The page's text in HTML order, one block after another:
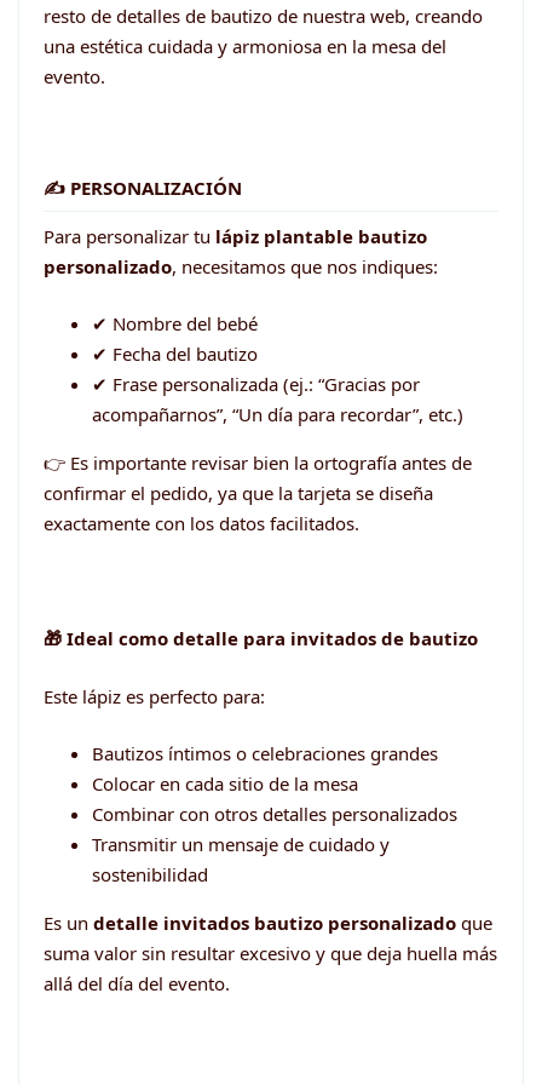
resto de detalles de bautizo de nuestra web, creando
una estética cuidada y armoniosa en la mesa del
evento.
✍️ PERSONALIZACIÓN
Para personalizar tu lápiz plantable bautizo
personalizado, necesitamos que nos indiques:
✔ Nombre del bebé
✔ Fecha del bautizo
✔ Frase personalizada (ej.: “Gracias por
acompañarnos”, “Un día para recordar”, etc.)
👉 Es importante revisar bien la ortografía antes de
confirmar el pedido, ya que la tarjeta se diseña
exactamente con los datos facilitados.
🎁 Ideal como detalle para invitados de bautizo
Este lápiz es perfecto para:
Bautizos íntimos o celebraciones grandes
Colocar en cada sitio de la mesa
Combinar con otros detalles personalizados
Transmitir un mensaje de cuidado y
sostenibilidad
Es un detalle invitados bautizo personalizado que
suma valor sin resultar excesivo y que deja huella más
allá del día del evento.